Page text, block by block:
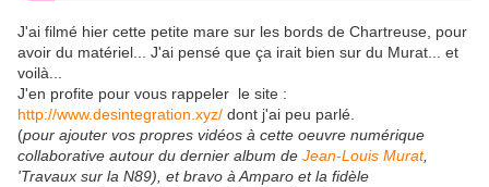
J'ai filmé hier cette petite mare sur les bords de Chartreuse, pour
avoir du matériel... J'ai pensé que ça irait bien sur du Murat... et
voilà...
J'en profite pour vous rappeler le site :
http://www.desintegration.xyz/ dont j'ai peu parlé.
(pour ajouter vos propres vidéos à cette oeuvre numérique
collaborative autour du dernier album de Jean-Louis Murat,
'Travaux sur la N89), et bravo à Amparo et la fidèle